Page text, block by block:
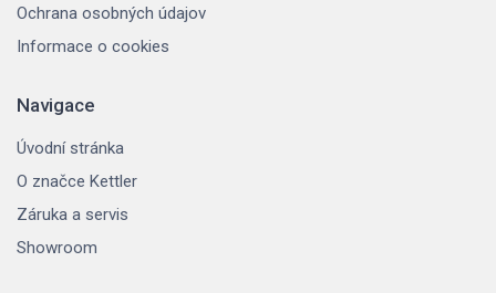
Ochrana osobných údajov
Informace o cookies
Navigace
Úvodní stránka
O značce Kettler
Záruka a servis
Showroom